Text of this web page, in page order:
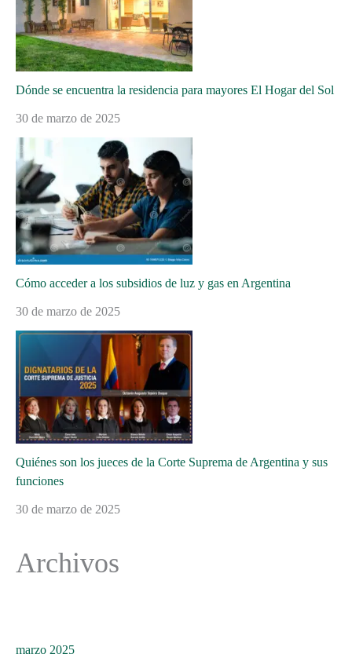
Dónde se encuentra la residencia para mayores El Hogar del Sol
30 de marzo de 2025
Cómo acceder a los subsidios de luz y gas en Argentina
30 de marzo de 2025
Quiénes son los jueces de la Corte Suprema de Argentina y sus
funciones
30 de marzo de 2025
Archivos
marzo 2025